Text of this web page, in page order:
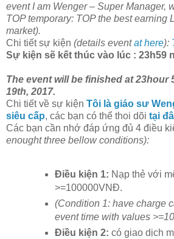
event I am Wenger – Super Manager,
TOP temporary: TOP the best earning
market).
Chi tiết sự kiện (details eventat here):
Sự kiện sẽ kết thúc vào lúc : 23h59
The event will be finished at 23hour
19th, 2017.
Chi tiết về sự kiện Tôi là giáo sư
siêu cấp, các bạn có thể thoi dõi tại
Các bạn cần nhớ đáp ứng đủ 4 điều
enought three bellow conditions):
Điều kiện 1: Nạp thẻ với
>=100000VNĐ.
(Condition 1: have charge
event time with values
Điều kiện 2: có giao dịch